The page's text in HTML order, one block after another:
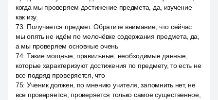
когда мы проверяем достижение предмета, да, изучение
как изу.
73: Получается предмет. Обратите внимание, что сейчас
мы опять не идём по мелочёвке содержания предмета, да,
а мы проверяем основные очень
74: Такие мощные, правильные, необходимые данные,
которые характеризуют достижения по предмету, то есть не
все подряд проверяется, что
75: Ученик должен, по мнению учителя, запомнить нет, не
все проверяется, проверяется только самое существенное,